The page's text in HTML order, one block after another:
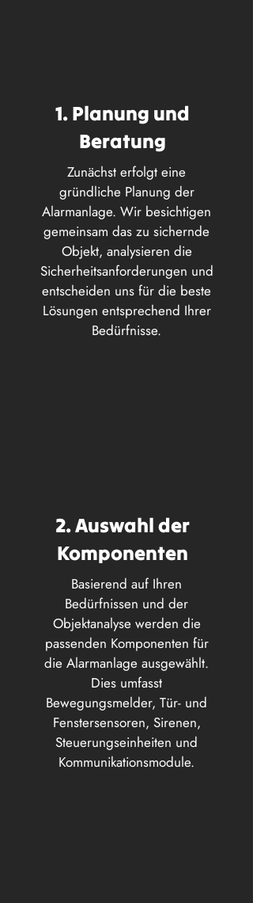
1. Planung und
Beratung
Zunächst erfolgt eine
gründliche Planung der
Alarmanlage. Wir besichtigen
gemeinsam das zu sichernde
Objekt, analysieren die
Sicherheitsanforderungen und
entscheiden uns für die beste
Lösungen entsprechend Ihrer
Bedürfnisse.
2. Auswahl der
Komponenten
Basierend auf Ihren
Bedürfnissen und der
Objektanalyse werden die
passenden Komponenten für
die Alarmanlage ausgewählt.
Dies umfasst
Bewegungsmelder, Tür- und
Fenstersensoren, Sirenen,
Steuerungseinheiten und
Kommunikationsmodule.